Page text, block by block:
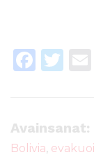
F
e
b
T
te
r
Avainsanat:
Bolivia,